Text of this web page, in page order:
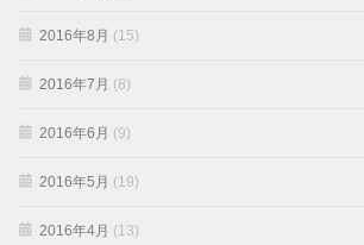
2016年8月 (15)
2016年7月 (8)
2016年6月 (9)
2016年5月 (19)
2016年4月 (13)